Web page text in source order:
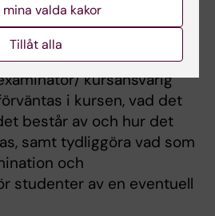
över saker att tänka
kursansvarig
i kursen, vad det
består av och hur det
samt tydliggöra vad som
och
studenter av en eventuell
valda kakor
Tillåt alla